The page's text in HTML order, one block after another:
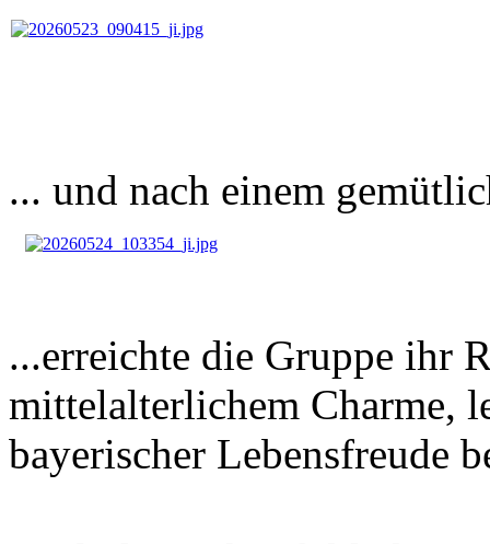
... und nach einem
...erreichte die Gruppe ihr
mittelalterlichem Charme,
bayerischer Lebensfreude